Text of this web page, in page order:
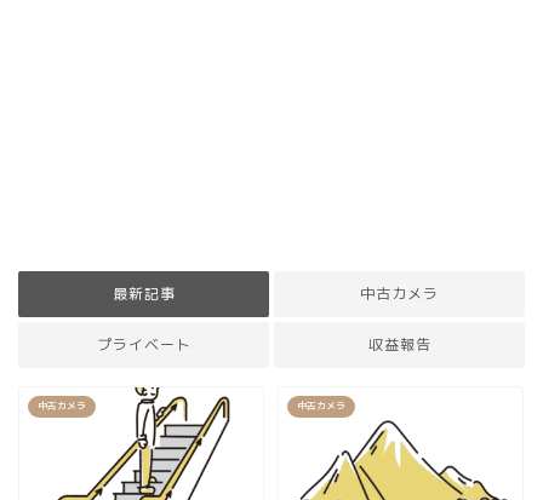
最新記事 中古カメラ
プライベート 収益報告
中古カメラ 中古カメラ